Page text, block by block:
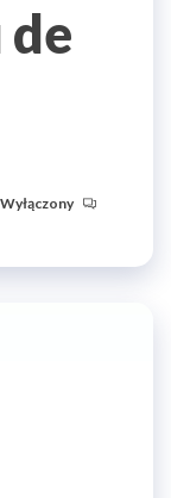
de
Wyłączony